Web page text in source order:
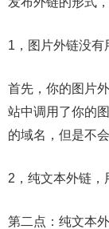
1，图片外链没有
首先，你的图片
站中调用了你的
的域名，但是不
2，纯文本外链，
第二点：纯文本